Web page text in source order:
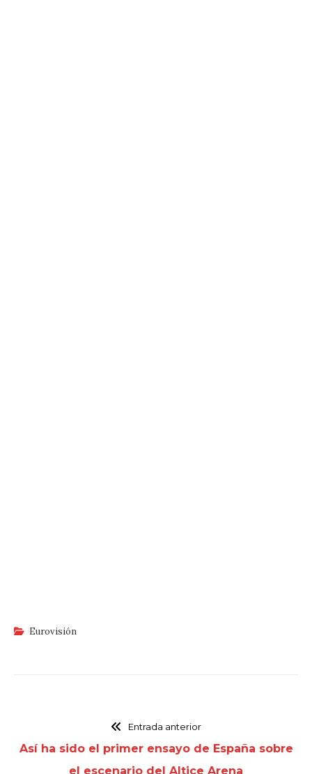
Eurovisión
Entrada anterior
Así ha sido el primer ensayo de España sobre
el escenario del Altice Arena